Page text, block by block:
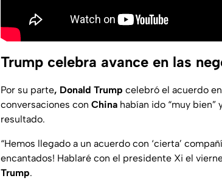
Trump celebra avance en las
Por su parte, Donald Trump celebró el acuerdo
conversaciones con China habían ido “muy
resultado.
“Hemos llegado a un acuerdo con ‘cierta’
encantados! Hablaré con el presidente Xi el
Trump.